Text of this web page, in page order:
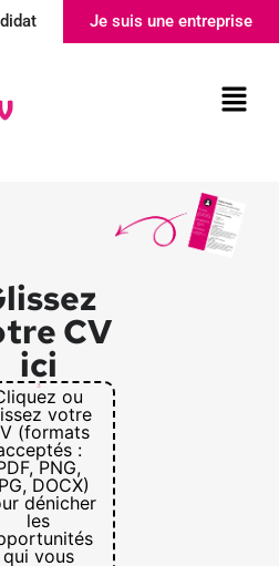
Je suis une entreprise
CV
ici
ou
votre
(formats
:
PNG,
DOCX)
dénicher
les
qui vous